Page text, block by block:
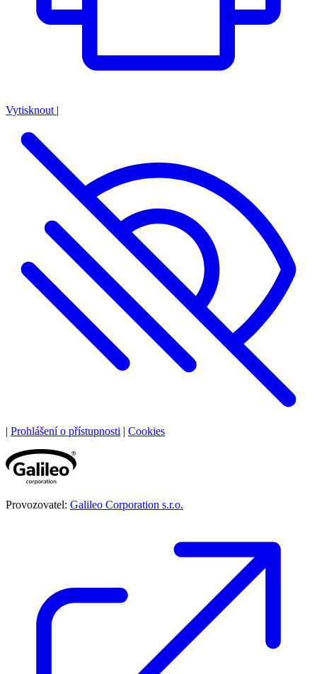
Vytisknout |
| Prohlášení o přístupnosti | Cookies
Provozovatel: Galileo Corporation s.r.o.